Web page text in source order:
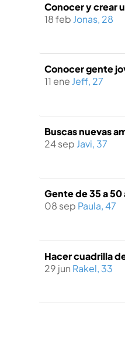
Conocer y crear
18 feb Jonas, 28
Conocer gente
11 eneJeff, 27
Buscas nuevas
24 sep Javi, 37
Gente de 35 a 50
08 sep Paula, 47
Hacer cuadrilla
29 jun Rakel, 33